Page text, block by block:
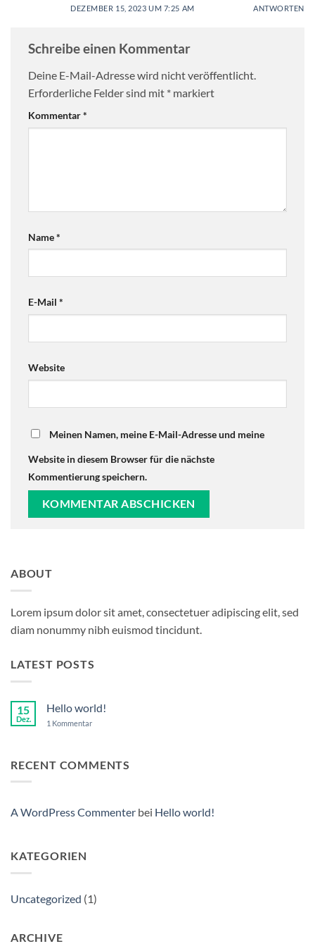
DEZEMBER 15, 2023 UM 7:25 AM ANTWORTEN
Schreibe einen Kommentar
Deine E-Mail-Adresse wird nicht veröffentlicht.
Erforderliche Felder sind mit * markiert
Kommentar*
Name*
E-Mail *
Website
Meinen Namen, meine E-Mail-Adresse und meine
Website in diesem Browser für die nächste
Kommentierung speichern.
ABOUT
Lorem ipsum dolor sit amet, consectetuer adipiscing elit, sed
diam nonummy nibh euismod tincidunt.
LATEST POSTS
15
Dez.
Hello world!
1 Kommentarzu
RECENT COMMENTS
A WordPress Commenter bei Hello world!
KATEGORIEN
Uncategorized (1)
ARCHIVE